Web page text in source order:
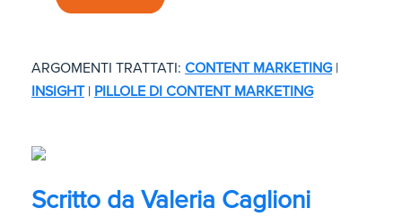
ARGOMENTI TRATTATI: CONTENT MARKETING |
INSIGHT | PILLOLE DI CONTENT MARKETING
Scritto da Valeria Caglioni